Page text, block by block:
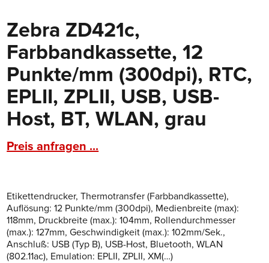
Zebra ZD421c,
Farbbandkassette, 12
Punkte/mm (300dpi), RTC,
EPLII, ZPLII, USB, USB-
Host, BT, WLAN, grau
Preis anfragen ...
Etikettendrucker, Thermotransfer (Farbbandkassette),
Auflösung: 12 Punkte/mm (300dpi), Medienbreite (max):
118mm, Druckbreite (max.): 104mm, Rollendurchmesser
(max.): 127mm, Geschwindigkeit (max.): 102mm/Sek.,
Anschluß: USB (Typ B), USB-Host, Bluetooth, WLAN
(802.11ac), Emulation: EPLII, ZPLII, XM(…)